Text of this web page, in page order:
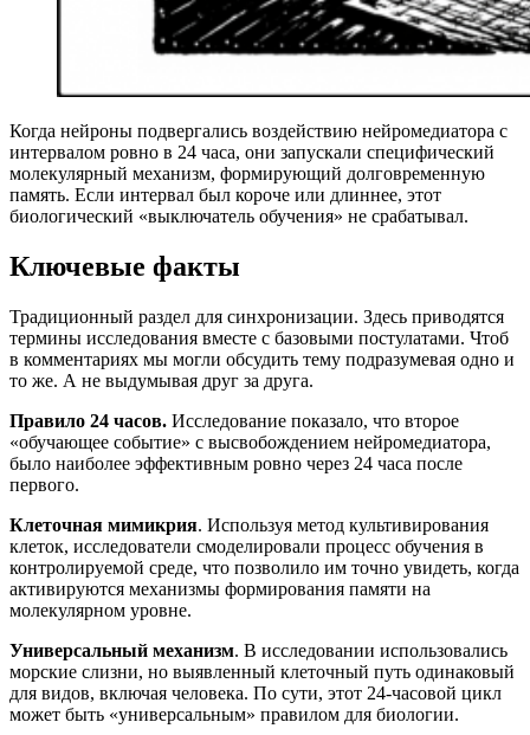
Когда нейроны подвергались воздействию нейромедиатора с
интервалом ровно в 24 часа, они запускали специфический
молекулярный механизм, формирующий долговременную
память. Если интервал был короче или длиннее, этот
биологический «выключатель обучения» не срабатывал.
Ключевые факты
Традиционный раздел для синхронизации. Здесь приводятся
термины исследования вместе с базовыми постулатами. Чтоб
в комментариях мы могли обсудить тему подразумевая одно и
то же. А не выдумывая друг за друга.
Правило 24 часов. Исследование показало, что второе
«обучающее событие» с высвобождением нейромедиатора,
было наиболее эффективным ровно через 24 часа после
первого.
Клеточная мимикрия. Используя метод культивирования
клеток, исследователи смоделировали процесс обучения в
контролируемой среде, что позволило им точно увидеть, когда
активируются механизмы формирования памяти на
молекулярном уровне.
Универсальный механизм. В исследовании использовались
морские слизни, но выявленный клеточный путь одинаковый
для видов, включая человека. По сути, этот 24-часовой цикл
может быть «универсальным» правилом для биологии.